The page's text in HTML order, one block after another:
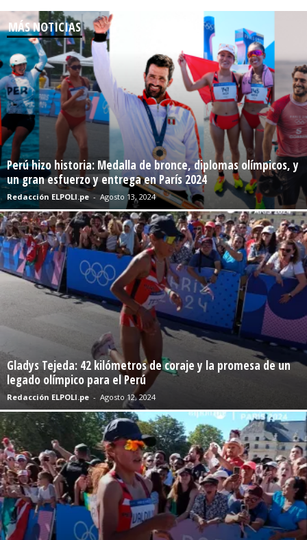
MÁS NOTICIAS
Perú hizo historia: Medalla de bronce, diplomas olímpicos, y
un gran esfuerzo y entrega en París 2024
Redacción ELPOLI.pe - Agosto 13, 2024
Gladys Tejeda: 42 kilómetros de coraje y la promesa de un
legado olímpico para el Perú
Redacción ELPOLI.pe - Agosto 12, 2024